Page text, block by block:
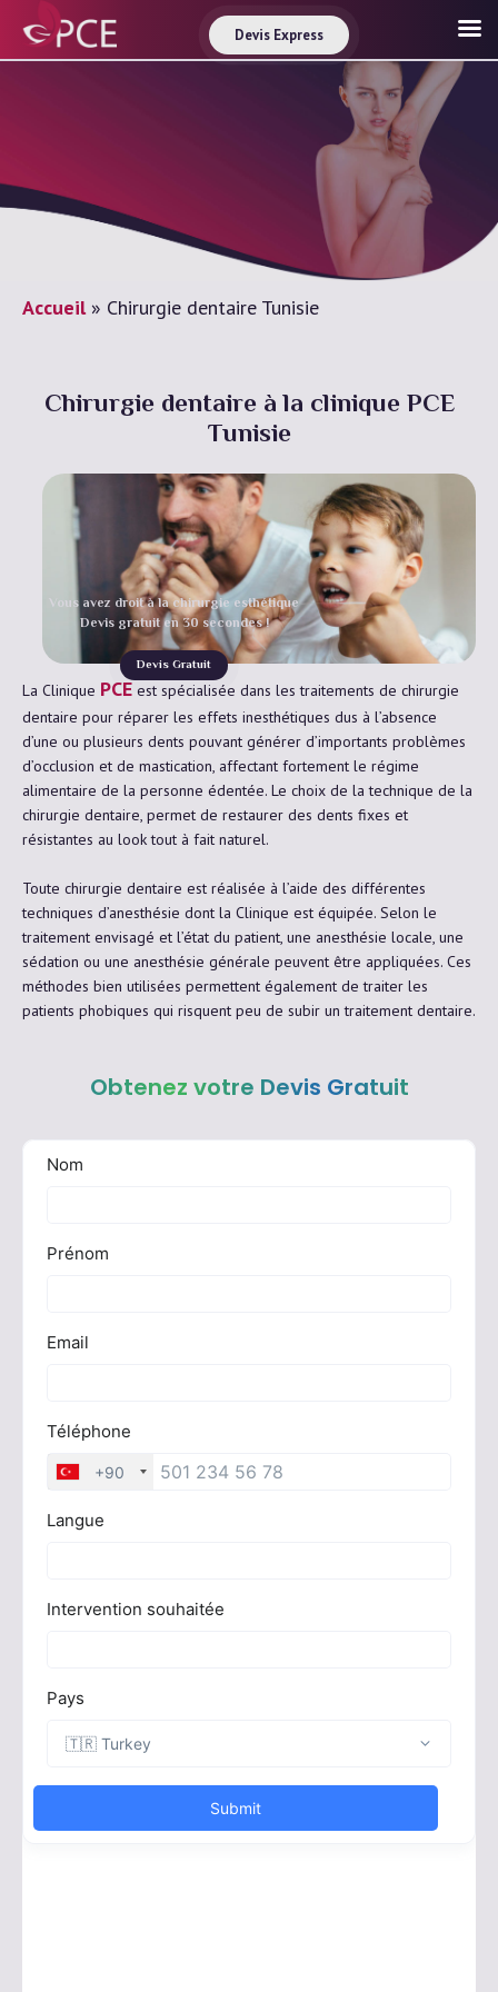
Vous avez droit à la chirurgie esthétique
Devis gratuit en 30 secondes !
Devis Gratuit
Accueil» Chirurgie dentaire Tunisie
Chirurgie dentaire à la clinique PCE
Tunisie
La Clinique PCE est spécialisée dans les traitements de chirurgie
dentaire pour réparer les effets inesthétiques dus à l’absence
d’une ou plusieurs dents pouvant générer d’importants problèmes
d’occlusion et de mastication, affectant fortement le régime
alimentaire de la personne édentée. Le choix de la technique de la
chirurgie dentaire, permet de restaurer des dents fixes et
résistantes au look tout à fait naturel.
Toute chirurgie dentaire est réalisée à l’aide des différentes
techniques d’anesthésie dont la Clinique est équipée. Selon le
traitement envisagé et l’état du patient, une anesthésie locale, une
sédation ou une anesthésie générale peuvent être appliquées. Ces
méthodes bien utilisées permettent également de traiter les
patients phobiques qui risquent peu de subir un traitement dentaire.
Obtenez votre Devis Gratuit
Devis Express